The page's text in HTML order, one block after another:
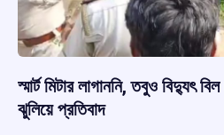
স্মার্ট মিটার লাগাননি, তবুও বিদ্যুৎ
ঝুলিয়ে প্রতিবাদ